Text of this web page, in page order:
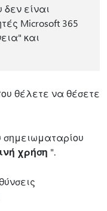
είναι
Microsoft 365
και
θέλετε να θέσετε
σημειωματαρίου
χρήση ".